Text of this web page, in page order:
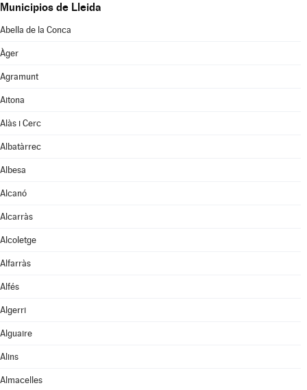
Municipios de Lleida
Abella de la Conca
Àger
Agramunt
Aitona
Alàs i Cerc
Albatàrrec
Albesa
Alcanó
Alcarràs
Alcoletge
Alfarràs
Alfés
Algerri
Alguaire
Alins
Almacelles